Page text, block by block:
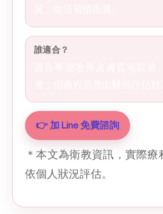
誰適合？
👉 加 Line 免費諮詢
＊本文為衛教資訊，實際
依個人狀況評估。